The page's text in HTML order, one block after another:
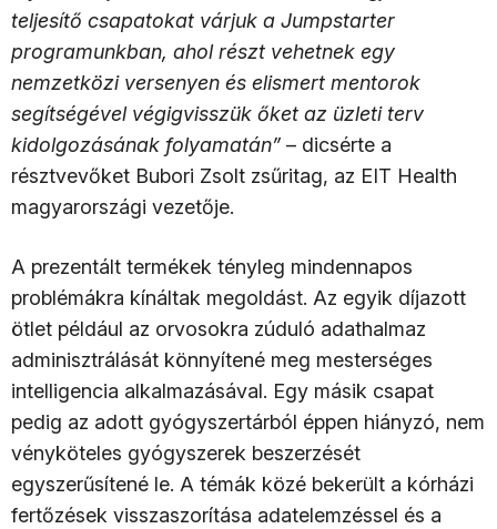
teljesítő csapatokat várjuk a Jumpstarter
programunkban, ahol részt vehetnek egy
nemzetközi versenyen és elismert mentorok
segítségével végigvisszük őket az üzleti terv
kidolgozásának folyamatán” – dicsérte a
résztvevőket Bubori Zsolt zsűritag, az EIT Health
magyarországi vezetője.
A prezentált termékek tényleg mindennapos
problémákra kínáltak megoldást. Az egyik díjazott
ötlet például az orvosokra zúduló adathalmaz
adminisztrálását könnyítené meg mesterséges
intelligencia alkalmazásával. Egy másik csapat
pedig az adott gyógyszertárból éppen hiányzó, nem
vényköteles gyógyszerek beszerzését
egyszerűsítené le. A témák közé bekerült a kórházi
fertőzések visszaszorítása adatelemzéssel és a